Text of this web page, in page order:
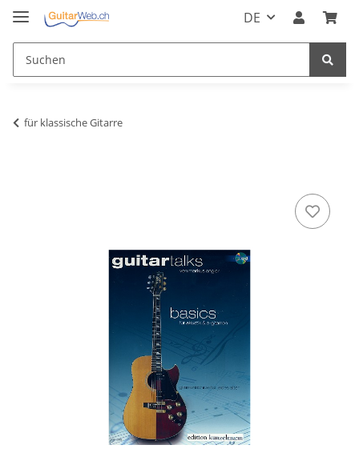
DE
für klassische Gitarre